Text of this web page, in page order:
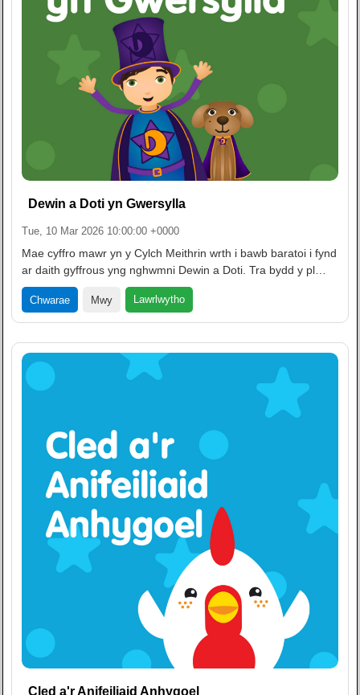
Dewin a Doti yn Gwersylla
Tue, 10 Mar 2026 10:00:00 +0000
Mae cyffro mawr yn y Cylch Meithrin wrth i bawb baratoi i fynd
ar daith gyffrous yng nghwmni Dewin a Doti. Tra bydd y pl…
Chwarae Mwy Lawrlwytho
Cled a'r Anifeiliaid Anhygoel